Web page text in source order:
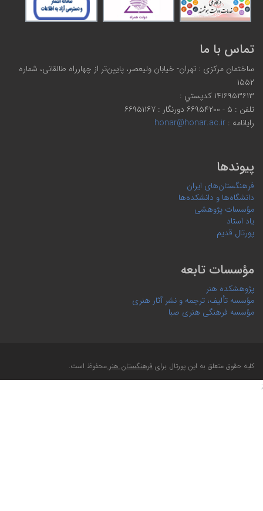
تماس با ما
ساختمان مرکزی : تهران- خیابان ولیعصر، پایین‌تر از چهارراه طالقانی، شماره
۱۵۵۲
۱۴۱۶۹۵۳۶۱۳ كدپستي :
تلفن : ۵ - ۶۶۹۵۴۲۰۰ دورنگار : ۶۶۹۵۱۱۶۷
رایانامه :honar@honar.ac.ir
پیوندها
فرهنگستان‌های ایران
دانشگاه‌ها و دانشکده‌ها
مؤسسات پژوهشی
یاد استاد
پورتال قدیم
مؤسسات تابعه
پژوهشکده هنر
مؤسسه تألیف، ترجمه و نشر آثار هنری
مؤسسه فرهنگی هنری صبا
کلیه حقوق متعلق به این پورتال برایفرهنگستان هنرمحفوظ است.